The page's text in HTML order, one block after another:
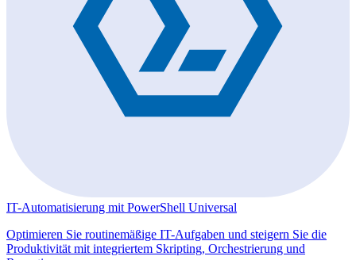
IT-Automatisierung mit PowerShell Universal
Optimieren Sie routinemäßige IT-Aufgaben und steigern Sie die
Produktivität mit integriertem Skripting, Orchestrierung und